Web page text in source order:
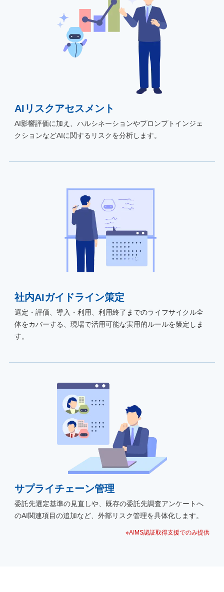
AIリスクアセスメント
AI影響評価に加え、ハルシネーションやプロンプトインジェ
クションなどAIに関するリスクを分析します。
社内AIガイドライン策定
選定・評価、導入・利用、利用終了までのライフサイクル全
体をカバーする、現場で活用可能な実用的ルールを策定しま
す。
サプライチェーン管理
委託先選定基準の見直しや、既存の委託先調査アンケートへ
のAI関連項目の追加など、外部リスク管理を具体化します。
※AIMS認証取得支援でのみ提供